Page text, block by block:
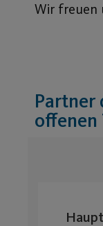
Wir freuen
Partner
offenen